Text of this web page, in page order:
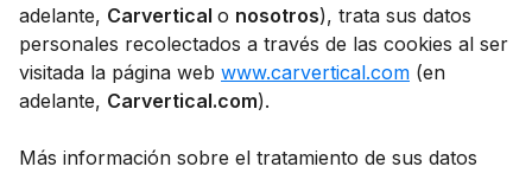
adelante, Carvertical o nosotros), trata sus datos
personales recolectados a través de las cookies al ser
visitada la página web www.carvertical.com (en
adelante, Carvertical.com).
Más información sobre el tratamiento de sus datos